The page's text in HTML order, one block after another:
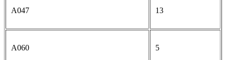
A047 13
A060 5